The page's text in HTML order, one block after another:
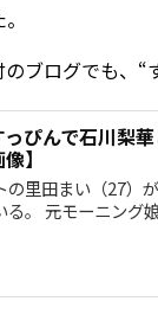
ブログでも、“
ぴんで石川梨
】
の里田まい（27）
る。 元モーニング